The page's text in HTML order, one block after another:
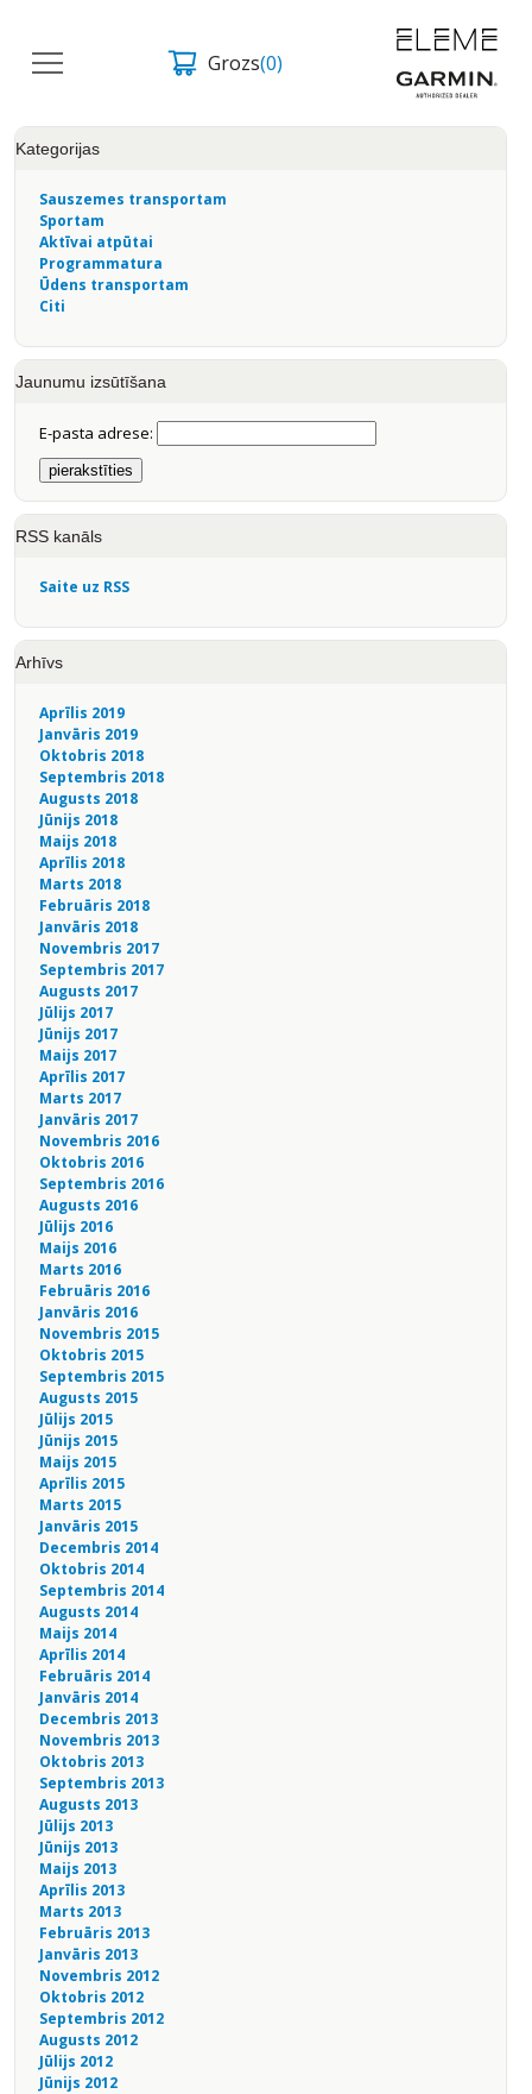
Grozs(0)
Kategorijas
Sauszemes transportam
Sportam
Aktīvai atpūtai
Programmatura
Ūdens transportam
Citi
Jaunumu izsūtīšana
E-pasta adrese:
RSS kanāls
Saite uz RSS
Arhīvs
Aprīlis 2019
Janvāris 2019
Oktobris 2018
Septembris 2018
Augusts 2018
Jūnijs 2018
Maijs 2018
Aprīlis 2018
Marts 2018
Februāris 2018
Janvāris 2018
Novembris 2017
Septembris 2017
Augusts 2017
Jūlijs 2017
Jūnijs 2017
Maijs 2017
Aprīlis 2017
Marts 2017
Janvāris 2017
Novembris 2016
Oktobris 2016
Septembris 2016
Augusts 2016
Jūlijs 2016
Maijs 2016
Marts 2016
Februāris 2016
Janvāris 2016
Novembris 2015
Oktobris 2015
Septembris 2015
Augusts 2015
Jūlijs 2015
Jūnijs 2015
Maijs 2015
Aprīlis 2015
Marts 2015
Janvāris 2015
Decembris 2014
Oktobris 2014
Septembris 2014
Augusts 2014
Maijs 2014
Aprīlis 2014
Februāris 2014
Janvāris 2014
Decembris 2013
Novembris 2013
Oktobris 2013
Septembris 2013
Augusts 2013
Jūlijs 2013
Jūnijs 2013
Maijs 2013
Aprīlis 2013
Marts 2013
Februāris 2013
Janvāris 2013
Novembris 2012
Oktobris 2012
Septembris 2012
Augusts 2012
Jūlijs 2012
Jūnijs 2012